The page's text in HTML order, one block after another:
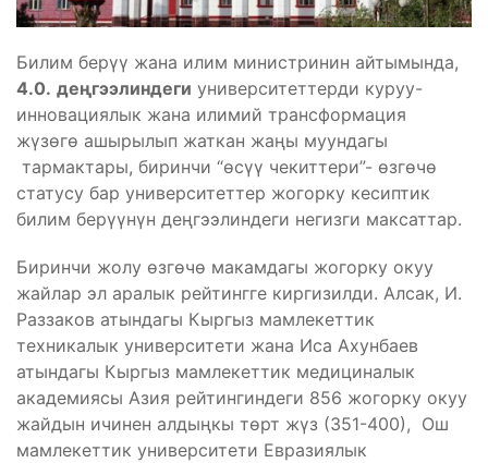
Билим берүү жана илим министринин айтымында,
4.0. деңгээлиндеги университеттерди куруу-
инновациялык жана илимий трансформация
жүзөгө ашырылып жаткан жаңы муундагы
тармактары, биринчи “өсүү чекиттери”- өзгөчө
статусу бар университеттер жогорку кесиптик
билим берүүнүн деңгээлиндеги негизги максаттар.
Биринчи жолу өзгөчө макамдагы жогорку окуу
жайлар эл аралык рейтингге киргизилди. Алсак, И.
Раззаков атындагы Кыргыз мамлекеттик
техникалык университети жана Иса Ахунбаев
атындагы Кыргыз мамлекеттик медициналык
академиясы Азия рейтингиндеги 856 жогорку окуу
жайдын ичинен алдыңкы төрт жүз (351-400), Ош
мамлекеттик университети Евразиялык